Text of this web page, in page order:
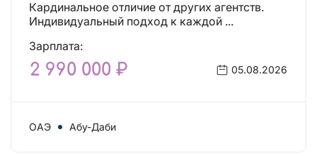
Кардинальное отличие от других агентств.
Индивидуальный подход к каждой ...
Зарплата:
2 990 000 ₽ 05.08.2026
ОАЭ Абу-Даби